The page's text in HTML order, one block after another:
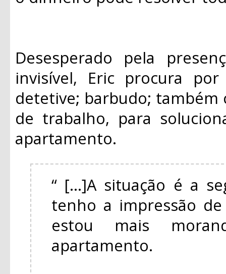
Desesperado pela
invisível, Eric procura
detetive; barbudo;
de trabalho, para
apartamento.
“ [...]A situação é a
tenho a impressão
estou mais
apartamento.